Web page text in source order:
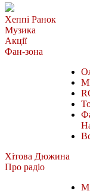
Хеппі Ранок
Музика
Акції
Фан-зона
Хітова Дюжина
Про радіо